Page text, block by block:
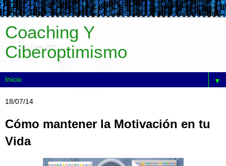
Coaching Y
Ciberoptimismo
▼
18/07/14
Cómo mantener la Motivación en tu
Vida